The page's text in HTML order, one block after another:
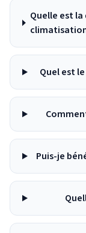
Quelle est
Quel est
Puis-je